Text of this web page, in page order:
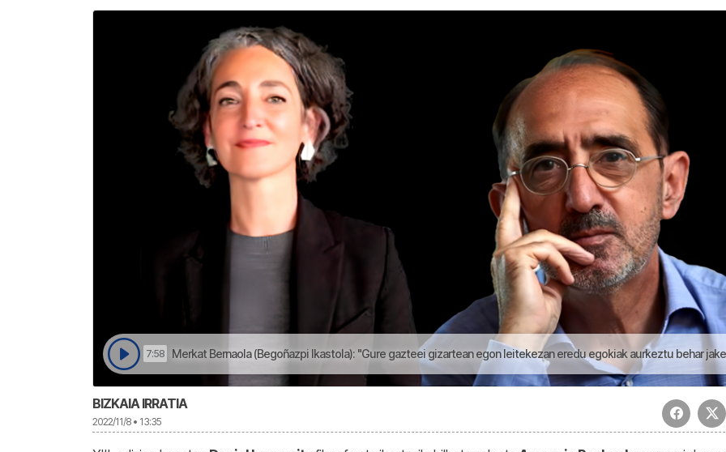
7:58 Merkat Bernaola (Begoñazpi Ikastola): "Gure gazteei gizartean egon leitekezan eredu egokiak aurkeztu behar jakez" | Lau
BIZKAIA IRRATIA
2022/11/8 • 13:35